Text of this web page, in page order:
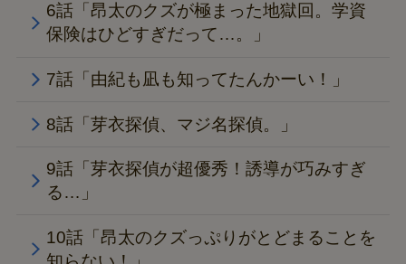
6話「昂太のクズが極まった地獄回。学資
保険はひどすぎだって…。」
7話「由紀も凪も知ってたんかーい！」
8話「芽衣探偵、マジ名探偵。」
9話「芽衣探偵が超優秀！誘導が巧みすぎ
る…」
10話「昂太のクズっぷりがとどまることを